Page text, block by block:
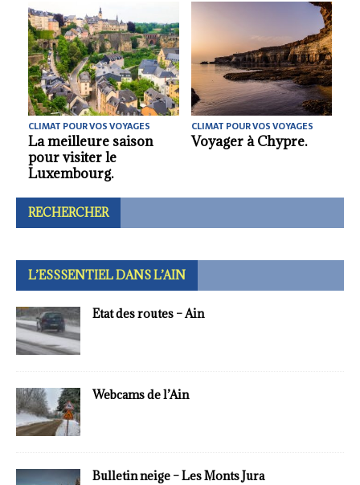
CLIMAT POUR VOS VOYAGES
Le meilleur moment de
l’année pour découvrir
l’Islande.
CLIMAT POUR VOS VOYAGES
Climat et meilleures
RECHERCHER
L’ESSSENTIEL DANS L’AIN
Etat des routes – Ain
Webcams de l’Ain
Bulletin neige – Les Monts Jura